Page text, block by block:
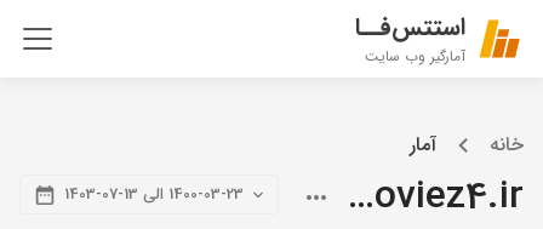
استتس‌فــا
آمارگیر وب سایت
خانه آمار
citymoviez4.ir 1400-03-23 الی 13-07-1403